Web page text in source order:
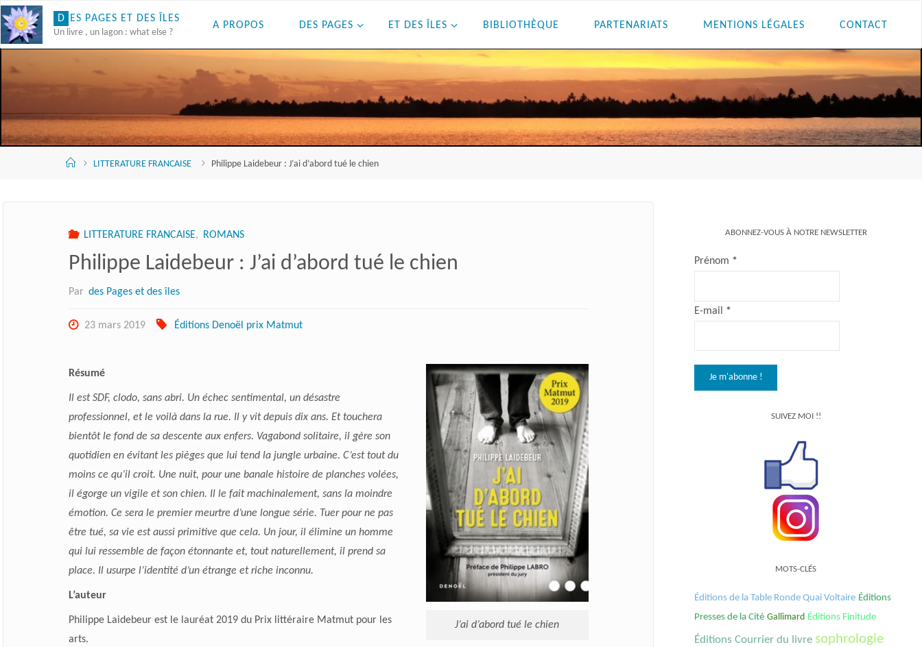
Skip
to
content
D ES PAGES ET DES LES
Un livre , un lagon : what else ?
A PROPOS DES PAGES ET DES ÎLES BIBLIOTHÈQUE PARTENARIATS MENTIONS LÉGALES CONTACT
AccueilLITTERATURE FRANCAISE Philippe Laidebeur : J’ai d’abord tué le chien
LITTERATURE FRANCAISE, ROMANS
Philippe Laidebeur : J’ai d’abord tué le chien
Par des Pages et des îles
23 mars 2019 Éditions Denoël prix Matmut
J’ai d’abord tué le chien
Résumé
Il est SDF, clodo, sans abri. Un échec sentimental, un désastre
professionnel, et le voilà dans la rue. Il y vit depuis dix ans. Et touchera
bientôt le fond de sa descente aux enfers. Vagabond solitaire, il gère son
quotidien en évitant les pièges que lui tend la jungle urbaine. C’est tout du
moins ce qu’il croit. Une nuit, pour une banale histoire de planches volées,
il égorge un vigile et son chien. Il le fait machinalement, sans la moindre
émotion. Ce sera le premier meurtre d’une longue série. Tuer pour ne pas
être tué, sa vie est aussi primitive que cela. Un jour, il élimine un homme
qui lui ressemble de façon étonnante et, tout naturellement, il prend sa
place. Il usurpe l’identité d’un étrange et riche inconnu.
L’auteur
Philippe Laidebeur est le lauréat 2019 du Prix littéraire Matmut pour les
arts.
ABONNEZ-VOUS À NOTRE NEWSLETTER
Prénom *
E-mail *
SUIVEZ MOI !!
MOTS-CLÉS
Éditions de la Table Ronde Quai Voltaire Éditions
Presses de la Cité Gallimard Éditions Finitude
Éditions Courrier du livre sophrologie